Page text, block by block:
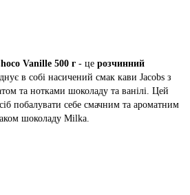
Vanille 500 г - це розчинний
в собі насичений смак кави Jacobs з
та нотками шоколаду та ванілі. Цей
побалувати себе смачним та ароматним
шоколаду Milka.